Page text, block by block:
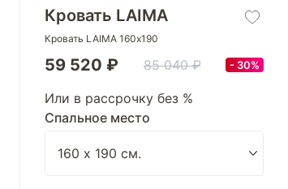
Кровать LAIMA
Кровать LAIMA 160х190
59 520 ₽ 85 040 ₽ 30%
Или в рассрочку без %
Спальное место